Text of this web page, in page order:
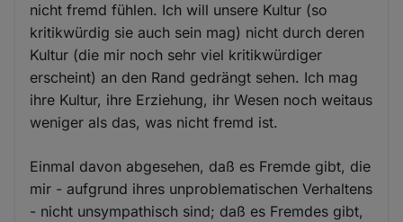
nicht fremd fühlen. Ich will unsere Kultur (so
kritikwürdig sie auch sein mag) nicht durch deren
Kultur (die mir noch sehr viel kritikwürdiger
erscheint) an den Rand gedrängt sehen. Ich mag
ihre Kultur, ihre Erziehung, ihr Wesen noch weitaus
weniger als das, was nicht fremd ist.
Einmal davon abgesehen, daß es Fremde gibt, die
mir - aufgrund ihres unproblematischen Verhaltens
- nicht unsympathisch sind; daß es Fremdes gibt,